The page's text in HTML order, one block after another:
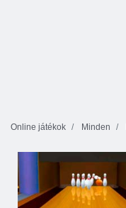
Online játékok Minden